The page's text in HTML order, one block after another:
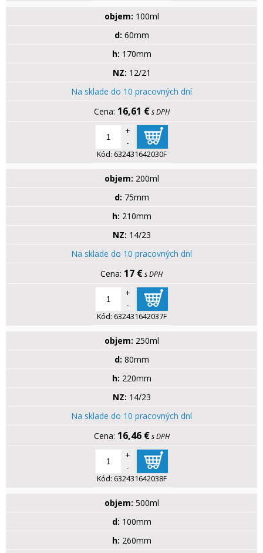
objem: 100ml
d: 60mm
h: 170mm
NZ: 12/21
Na sklade do 10 pracovných dní
16,61 € s DPH
+
-
Kód: 632431642030F
objem: 200ml
d: 75mm
h: 210mm
NZ: 14/23
Na sklade do 10 pracovných dní
17 €s DPH
+
-
Kód: 632431642037F
objem: 250ml
d: 80mm
h: 220mm
NZ: 14/23
Na sklade do 10 pracovných dní
16,46 € s DPH
+
-
Kód: 632431642038F
objem: 500ml
d: 100mm
h: 260mm